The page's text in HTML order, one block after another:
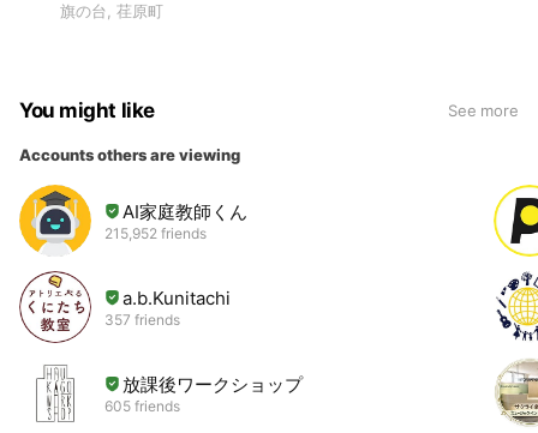
旗の台, 荏原町
You might like See more
Accounts others are viewing
AI家庭教師くん
215,952 friends
a.b.Kunitachi
357 friends
放課後ワークショップ
605 friends